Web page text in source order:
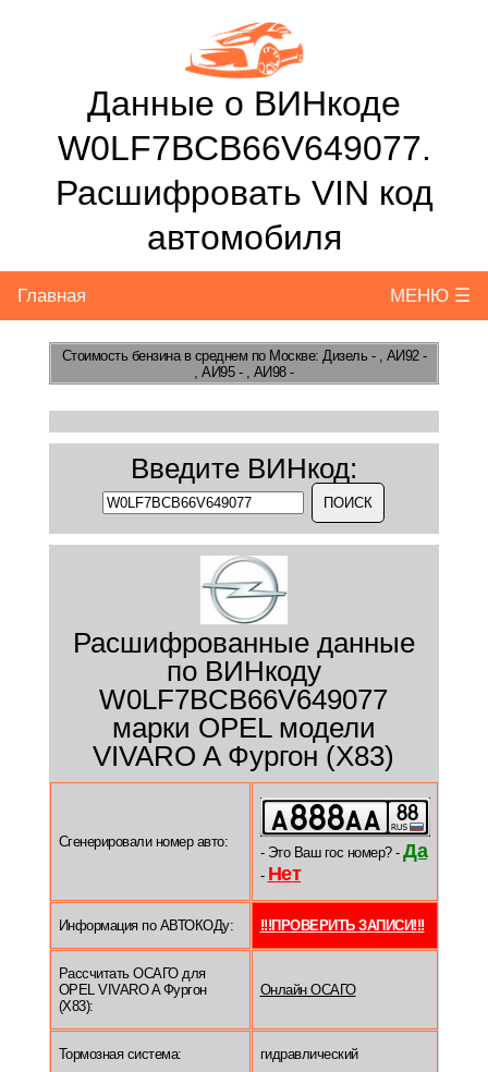
Данные о ВИНкоде
W0LF7BCB66V649077.
Расшифровать VIN код
автомобиля
Главная МЕНЮ ☰
Стоимость бензинав среднем по Москве: Дизель - , АИ92 -
, АИ95 - , АИ98 -
Введите ВИНкод:
Расшифрованные данные
по ВИНкоду
W0LF7BCB66V649077
марки OPEL модели
VIVARO A Фургон (X83)
Сгенерировали номер авто:
- Это Ваш гос номер? - Да
- Нет
Информация по АВТОКОДу: !!!ПРОВЕРИТЬ ЗАПИСИ!!!
Рассчитать ОСАГО для
OPEL VIVARO A Фургон
(X83):
Онлайн ОСАГО
Тормозная система: гидравлический